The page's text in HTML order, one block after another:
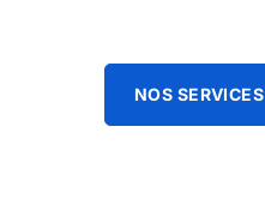
NOS SERVICES